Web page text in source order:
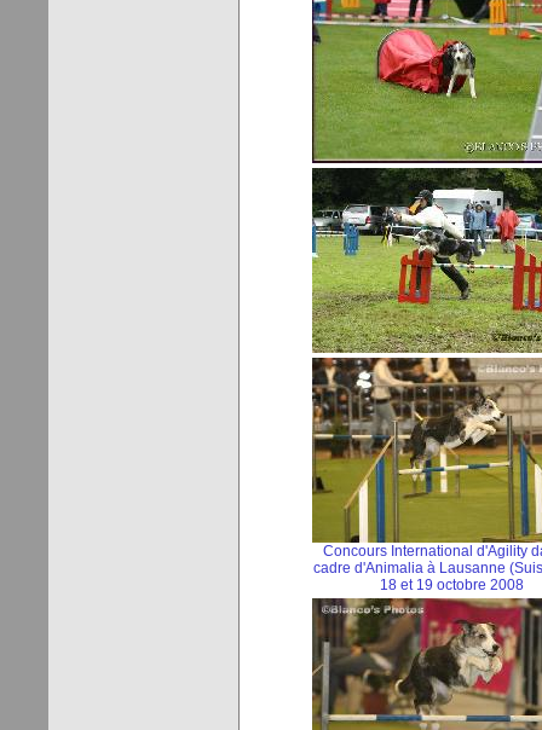
Concours International d'Agility
cadre d'Animalia à Lausanne
18 et 19 octobre 2008